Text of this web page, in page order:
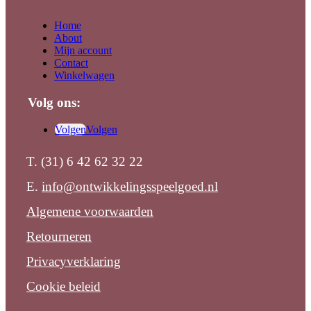
Home
About
Mijn account
Contact
Winkelwagen
Volg ons:
VolgenVolgen
T. (31) 6 42 62 32 22
E. info@ontwikkelingsspeelgoed.nl
Algemene voorwaarden
Retourneren
Privacyverklaring
Cookie beleid